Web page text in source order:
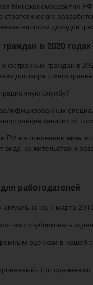
Минэкономразвития РФ
налогом доходов
в 2020
граждан в
договора с
службу?
зависит от
РФ на основании визы
вида на жительство и
работодателей
на 7 марта
нас опубликовать
оценкам в нашей
(по